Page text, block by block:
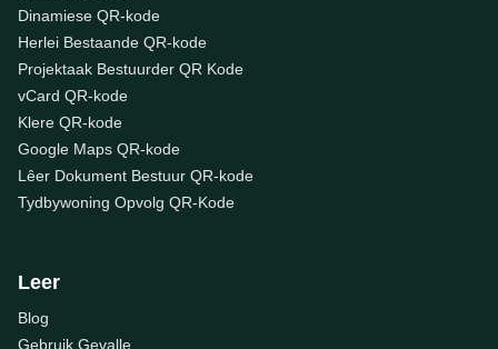
Dinamiese QR-kode
Herlei Bestaande QR-kode
Projektaak Bestuurder QR Kode
vCard QR-kode
Klere QR-kode
Google Maps QR-kode
Lêer Dokument Bestuur QR-kode
Tydbywoning Opvolg QR-Kode
Leer
Blog
Gebruik Gevalle